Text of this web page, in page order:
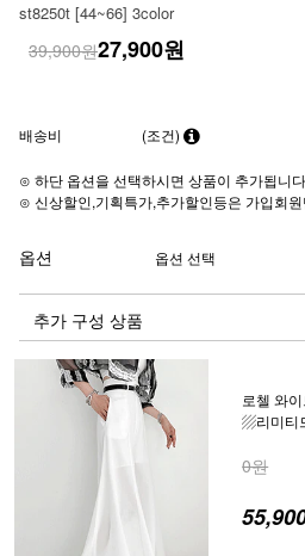
st8250t [44~66] 3color
39,900원27,900원
배송비 (조건)
⊙ 하단 옵션을 선택하시면 상품이 추가됩니
⊙ 신상할인,기획특가,추가할인등은 가입회
옵션
추가 구성 상품
로첼 와
▨리미티
0원